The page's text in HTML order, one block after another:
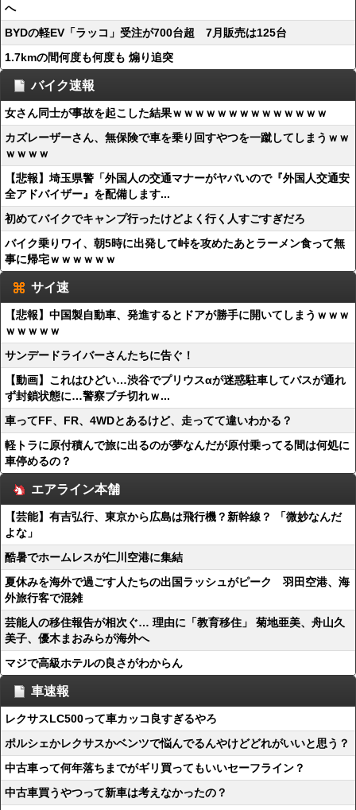
へ
BYDの軽EV「ラッコ」受注が700台超 7月販売は125台
1.7kmの間何度も何度も 煽り追突
バイク速報
女さん同士が事故を起こした結果ｗｗｗｗｗｗｗｗｗｗｗｗｗｗ
カズレーザーさん、無保険で車を乗り回すやつを一蹴してしまうｗｗ
ｗｗｗｗ
【悲報】埼玉県警「外国人の交通マナーがヤバいので『外国人交通安
全アドバイザー』を配備します...
初めてバイクでキャンプ行ったけどよく行く人すごすぎだろ
バイク乗りワイ、朝5時に出発して峠を攻めたあとラーメン食って無
事に帰宅ｗｗｗｗｗｗ
サイ速
【悲報】中国製自動車、発進するとドアが勝手に開いてしまうｗｗｗ
ｗｗｗｗｗ
サンデードライバーさんたちに告ぐ！
【動画】これはひどい…渋谷でプリウスαが迷惑駐車してバスが通れ
ず封鎖状態に…警察ブチ切れｗ...
車ってFF、FR、4WDとあるけど、走ってて違いわかる？
軽トラに原付積んで旅に出るのが夢なんだが原付乗ってる間は何処に
車停めるの？
エアライン本舗
【芸能】有吉弘行、東京から広島は飛行機？新幹線？ 「微妙なんだ
よな」
酷暑でホームレスが仁川空港に集結
夏休みを海外で過ごす人たちの出国ラッシュがピーク 羽田空港、海
外旅行客で混雑
芸能人の移住報告が相次ぐ… 理由に「教育移住」 菊地亜美、舟山久
美子、優木まおみらが海外へ
マジで高級ホテルの良さがわからん
車速報
レクサスLC500って車カッコ良すぎるやろ
ポルシェかレクサスかベンツで悩んでるんやけどどれがいいと思う？
中古車って何年落ちまでがギリ買ってもいいセーフライン？
中古車買うやつって新車は考えなかったの？